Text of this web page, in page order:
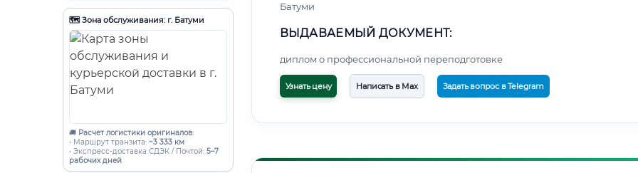
🗺️ Зона обслуживания: г. Батуми
🚚 Расчет логистики оригиналов:
• Маршрут транзита: ~3 333 км
• Экспресс-доставка СДЭК / Почтой: 5–7
рабочих дней
Батуми
ВЫДАВАЕМЫЙ ДОКУМЕНТ:
диплом о профессиональной переподготовке
Узнать цену Написать в Max Задать вопрос в Telegram